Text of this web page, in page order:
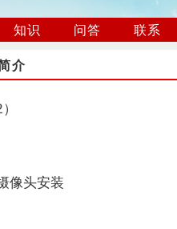
知识 问答
联系
介
像头安装